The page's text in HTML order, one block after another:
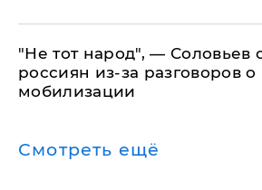
​"Не тот народ", — Соловьев
россиян из-за разговоров о
мобилизации
Смотреть ещё